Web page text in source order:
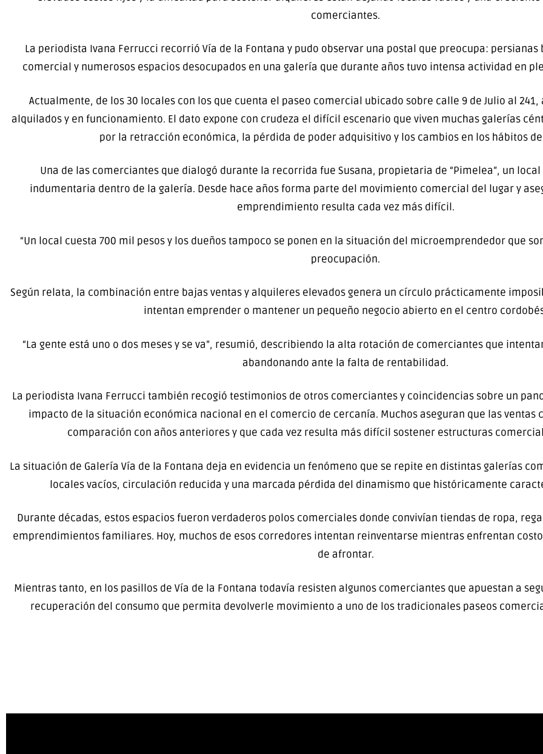
comerciantes.
La periodista Ivana Ferrucci recorrió Vía de la Fontana y pudo observar una postal que preocupa:
comercial y numerosos espacios desocupados en una galería que durante años tuvo intensa actividad en
Actualmente, de los 30 locales con los que cuenta el paseo comercial ubicado sobre calle 9 de Julio al
alquilados y en funcionamiento. El dato expone con crudeza el difícil escenario que viven muchas galerías
por la retracción económica, la pérdida de poder adquisitivo y los cambios en los hábitos
Una de las comerciantes que dialogó durante la recorrida fue Susana, propietaria de “Pimelea”, un
indumentaria dentro de la galería. Desde hace años forma parte del movimiento comercial del lugar y
emprendimiento resulta cada vez más difícil.
“Un local cuesta 700 mil pesos y los dueños tampoco se ponen en la situación del microemprendedor que
preocupación.
Según relata, la combinación entre bajas ventas y alquileres elevados genera un círculo prácticamente
intentan emprender o mantener un pequeño negocio abierto en el centro
“La gente está uno o dos meses y se va”, resumió, describiendo la alta rotación de comerciantes que
abandonando ante la falta de rentabilidad.
La periodista Ivana Ferrucci también recogió testimonios de otros comerciantes y coincidencias sobre un
impacto de la situación económica nacional en el comercio de cercanía. Muchos aseguran que las ventas
comparación con años anteriores y que cada vez resulta más difícil sostener estructuras
La situación de Galería Vía de la Fontana deja en evidencia un fenómeno que se repite en distintas galerías
locales vacíos, circulación reducida y una marcada pérdida del dinamismo que históricamente
Durante décadas, estos espacios fueron verdaderos polos comerciales donde convivían tiendas de ropa,
emprendimientos familiares. Hoy, muchos de esos corredores intentan reinventarse mientras enfrentan
de afrontar.
Mientras tanto, en los pasillos de Vía de la Fontana todavía resisten algunos comerciantes que apuestan a
recuperación del consumo que permita devolverle movimiento a uno de los tradicionales paseos